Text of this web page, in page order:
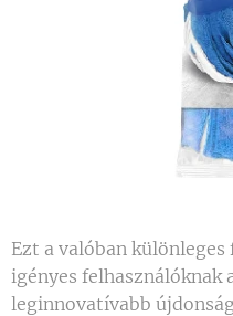
Ezt a valóban
igényes felhasználóknak
leginnovatívabb